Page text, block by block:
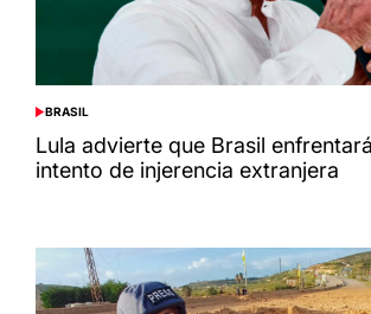
POSTED
IN
BRASIL
Lula advierte que Brasil
intento de injerencia extranjera